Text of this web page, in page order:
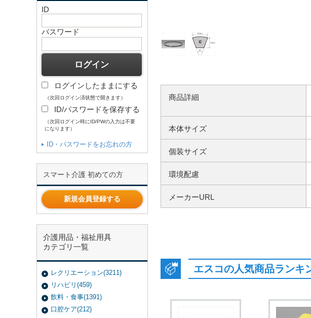
ID
パスワード
ログインしたままにする
（次回ログイン済状態で開きます）
ID/パスワードを保存する
（次回ログイン時にID/PWの入力は不要
になります）
ID・パスワードをお忘れの方
スマート介護 初めての方
新規会員登録する
介護用品・福祉用具
カテゴリ一覧
レクリエーション(3211)
リハビリ(459)
飲料・食事(1391)
口腔ケア(212)
商品詳細
本体サイズ
個装サイズ
環境配慮
メーカーURL
エスコの人気商品ランキ